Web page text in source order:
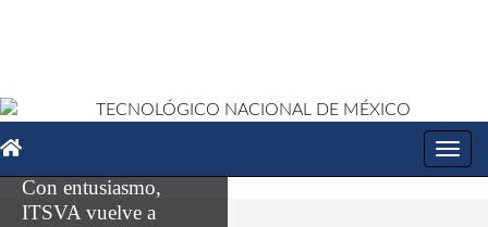
Con entusiasmo,
ITSVA vuelve a